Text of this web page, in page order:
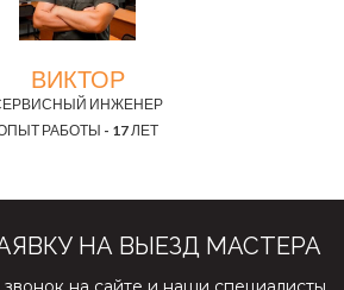
ВИКТОР
ИНЖЕНЕР
РАБОТЫ - 17 ЛЕТ
НА ВЫЕЗД МАСТЕРА